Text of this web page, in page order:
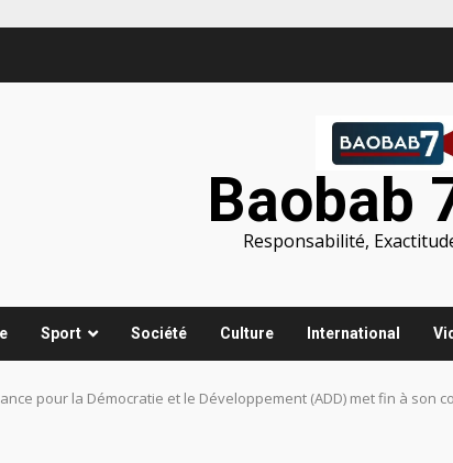
Baobab
Responsabilité,
Sport Société Culture International
pour la Démocratie et le Développement (ADD) met fin à son